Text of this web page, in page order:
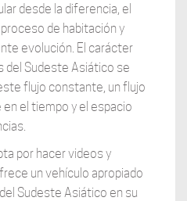
desde la diferencia, el
de habitación y
evolución. El carácter
del Sudeste Asiático se
flujo constante, un flujo
el tiempo y el espacio
por hacer videos y
un vehículo apropiado
Sudeste Asiático en su